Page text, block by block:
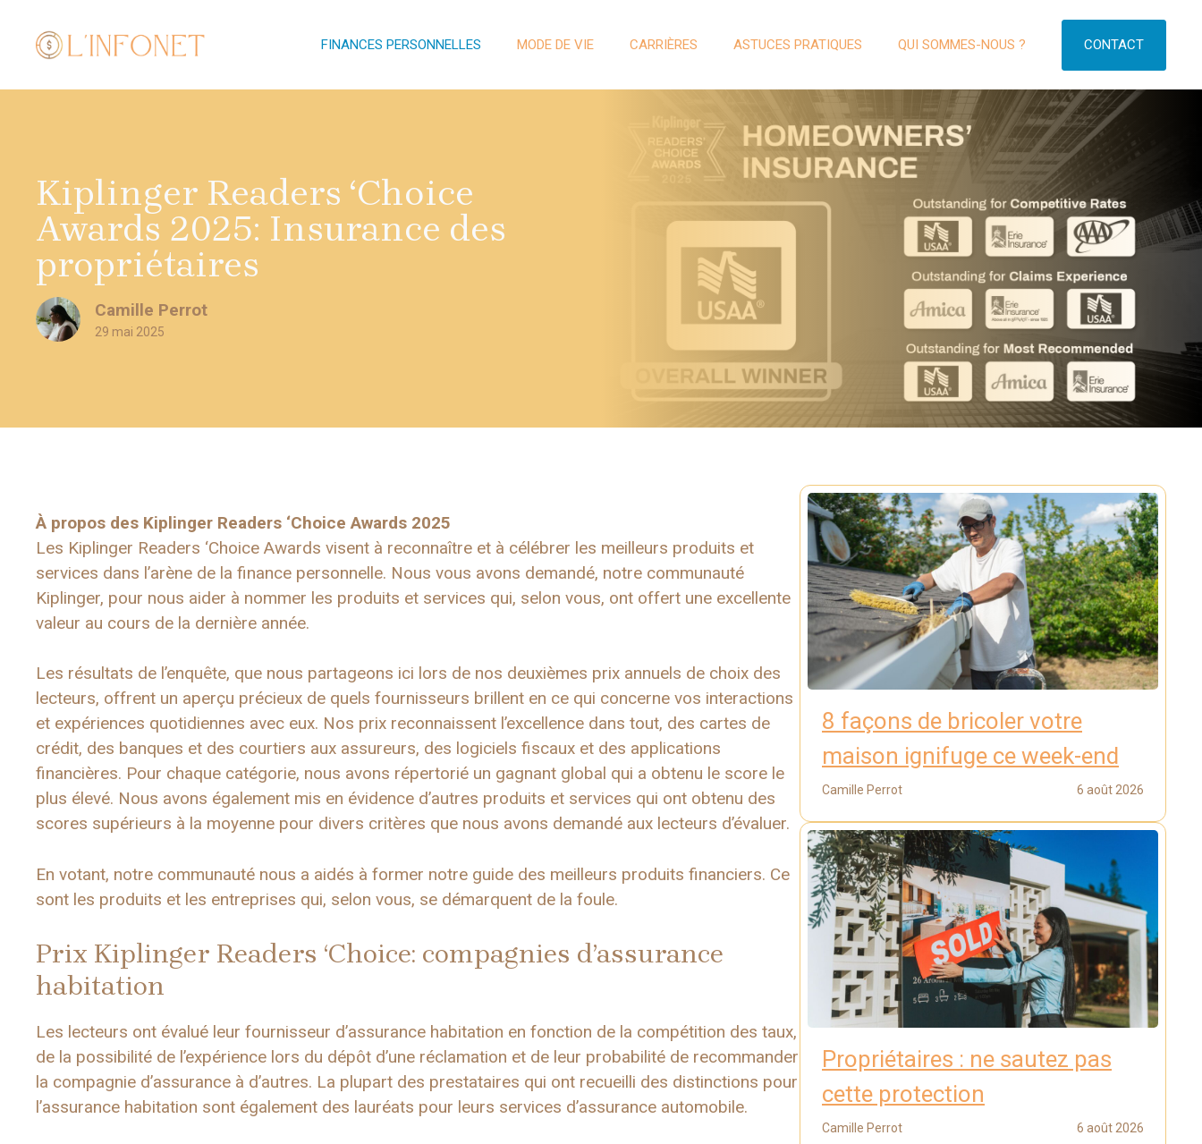
contenu
FINANCES PERSONNELLES MODE DE VIE CARRIÈRES ASTUCES PRATIQUES QUI SOMMES-NOUS ? CONTACT
Kiplinger Readers ‘Choice
Awards 2025: Insurance des
propriétaires
Camille Perrot
29 mai 2025
À propos des Kiplinger Readers ‘Choice Awards 2025
Les Kiplinger Readers ‘Choice Awards visent à reconnaître et à célébrer les meilleurs produits et
services dans l’arène de la finance personnelle. Nous vous avons demandé, notre communauté
Kiplinger, pour nous aider à nommer les produits et services qui, selon vous, ont offert une excellente
valeur au cours de la dernière année.
Les résultats de l’enquête, que nous partageons ici lors de nos deuxièmes prix annuels de choix des
lecteurs, offrent un aperçu précieux de quels fournisseurs brillent en ce qui concerne vos interactions
et expériences quotidiennes avec eux. Nos prix reconnaissent l’excellence dans tout, des cartes de
crédit, des banques et des courtiers aux assureurs, des logiciels fiscaux et des applications
financières. Pour chaque catégorie, nous avons répertorié un gagnant global qui a obtenu le score le
plus élevé. Nous avons également mis en évidence d’autres produits et services qui ont obtenu des
scores supérieurs à la moyenne pour divers critères que nous avons demandé aux lecteurs d’évaluer.
En votant, notre communauté nous a aidés à former notre guide des meilleurs produits financiers. Ce
sont les produits et les entreprises qui, selon vous, se démarquent de la foule.
Prix ​​Kiplinger Readers ‘Choice: compagnies d’assurance
habitation
Les lecteurs ont évalué leur fournisseur d’assurance habitation en fonction de la compétition des taux,
de la possibilité de l’expérience lors du dépôt d’une réclamation et de leur probabilité de recommander
la compagnie d’assurance à d’autres. La plupart des prestataires qui ont recueilli des distinctions pour
l’assurance habitation sont également des lauréats pour leurs services d’assurance automobile.
8 façons de bricoler votre
maison ignifuge ce week-end
Camille Perrot 6 août 2026
Propriétaires : ne sautez pas
cette protection
Camille Perrot 6 août 2026